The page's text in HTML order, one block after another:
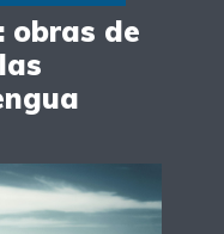
obras de